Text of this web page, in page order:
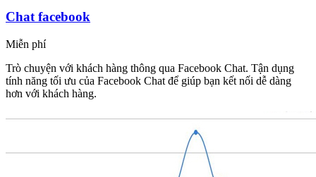
Chat facebook
Miễn phí
Trò chuyện với khách hàng thông qua Facebook Chat. Tận dụng
tính năng tối ưu của Facebook Chat để giúp bạn kết nối dễ dàng
hơn với khách hàng.